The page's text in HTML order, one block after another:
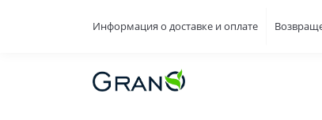
Информация о доставке и оплате